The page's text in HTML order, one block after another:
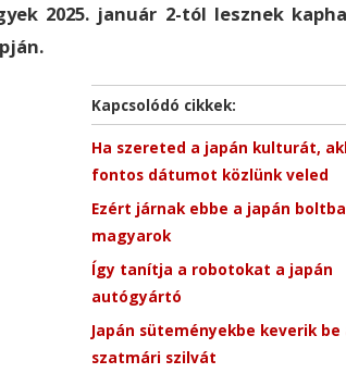
2025. január 2-tól lesznek
Kapcsolódó cikkek:
Ha szereted a japán kulturát,
fontos dátumot közlünk veled
Ezért járnak ebbe a japán
magyarok
Így tanítja a robotokat a japán
autógyártó
Japán süteményekbe keverik be
szatmári szilvát